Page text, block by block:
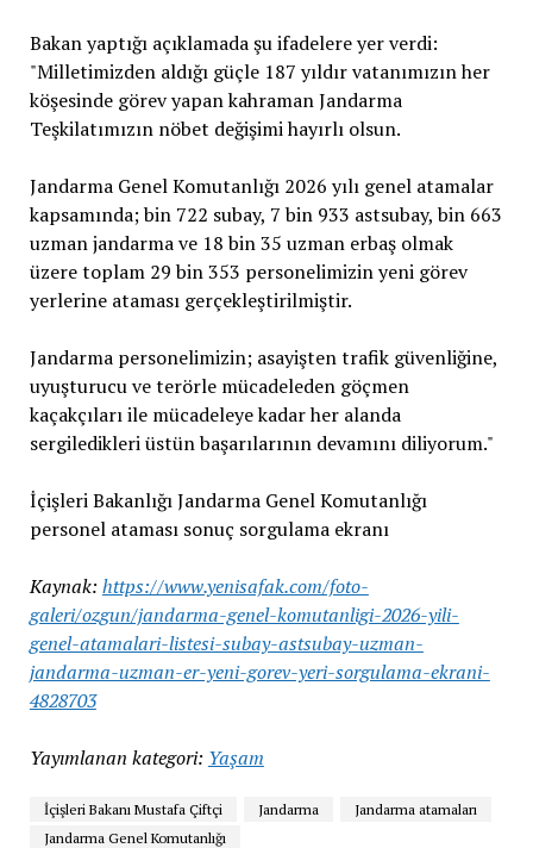
Bakan yaptığı açıklamada şu ifadelere yer verdi:
"Milletimizden aldığı güçle 187 yıldır vatanımızın her
köşesinde görev yapan kahraman Jandarma
Teşkilatımızın nöbet değişimi hayırlı olsun.
Jandarma Genel Komutanlığı 2026 yılı genel atamalar
kapsamında; bin 722 subay, 7 bin 933 astsubay, bin 663
uzman jandarma ve 18 bin 35 uzman erbaş olmak
üzere toplam 29 bin 353 personelimizin yeni görev
yerlerine ataması gerçekleştirilmiştir.
Jandarma personelimizin; asayişten trafik güvenliğine,
uyuşturucu ve terörle mücadeleden göçmen
kaçakçıları ile mücadeleye kadar her alanda
sergiledikleri üstün başarılarının devamını diliyorum."
İçişleri Bakanlığı Jandarma Genel Komutanlığı
personel ataması sonuç sorgulama ekranı
Kaynak: https://www.yenisafak.com/foto-
galeri/ozgun/jandarma-genel-komutanligi-2026-yili-
genel-atamalari-listesi-subay-astsubay-uzman-
jandarma-uzman-er-yeni-gorev-yeri-sorgulama-ekrani-
4828703
Yayımlanan kategori: Yaşam
İçişleri Bakanı Mustafa Çiftçi Jandarma
Jandarma atamaları
Jandarma Genel Komutanlığı